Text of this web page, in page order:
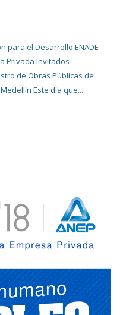
para el Desarrollo ENADE
Privada Invitados
de Obras Públicas de
Este día que...